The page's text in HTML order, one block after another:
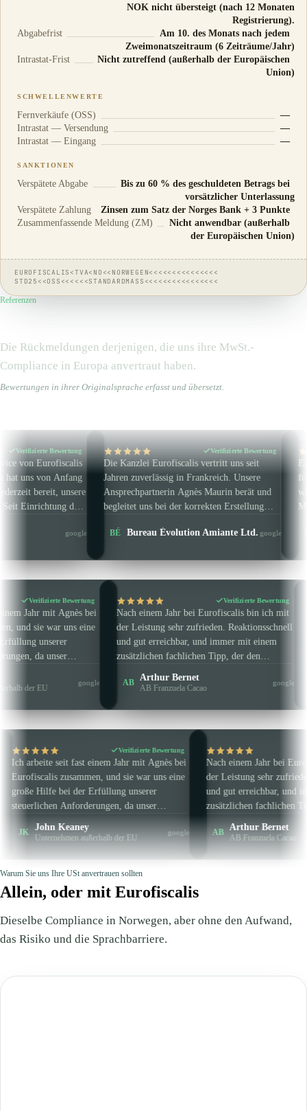
NOK nicht übersteigt (nach 12 Monaten
Registrierung).
Abgabefrist
Am 10. des Monats nach jedem
Zweimonatszeitraum (6 Zeiträume/Jahr)
Intrastat-Frist
Nicht zutreffend (außerhalb der Europäischen
Union)
SCHWELLENWERTE
Fernverkäufe (OSS)
—
Intrastat — Versendung
—
Intrastat — Eingang
—
SANKTIONEN
Verspätete Abgabe
Bis zu 60 % des geschuldeten Betrags bei
vorsätzlicher Unterlassung
Verspätete Zahlung
Zinsen zum Satz der Norges Bank + 3 Punkte
Zusammenfassende Meldung (ZM)
Nicht anwendbar (außerhalb
der Europäischen Union)
EUROFISCALIS<TVA<NO<<NORWEGEN<<<<<<<<<<<<<<<
STD25<<OSS<<<<<<STANDARDMASS<<<<<<<<<<<<<<<<
Referenzen
Die Rückmeldungen derjenigen, die uns ihre MwSt.-
Compliance in Europa anvertraut haben.
Bewertungen in ihrer Originalsprache erfasst und übersetzt.
Verifizierte Bewertung
Die Kanzlei Eurofiscalis vertritt uns seit
Jahren zuverlässig in Frankreich. Unsere
Ansprechpartnerin Agnès Maurin berät und
begleitet uns bei der korrekten Erstellung
Steuerkanzlei wärmstens empfehlen.
Bureau Évolution Amiante Ltd.google
Eine Kanzlei, die
für die Amazon-
wirklich tolles
MwSt.-
LG Laetitia
Amazon-
Verifizierte Bewertung
seit fast einem Jahr mit Agnès bei
zusammen, und sie war uns eine
bei der Erfüllung unserer
Anforderungen, da unser
sehr pünktlich und professionell,
empfehlen.
außerhalb der EU
google
Verifizierte
Nach einem Jahr bei Eurofiscalis
der Leistung sehr zufrieden.
und gut erreichbar, und immer mit
zusätzlichen fachlichen Tipp, der
und klar – kurz gesagt, man wird
Zeitverschwendung, Effizienz
AB Arthur Bernet
AB Franzuela Cacao
Verifizierte Bewertung
fast einem Jahr mit Agnès bei
und sie war uns eine
der Erfüllung unserer
Anforderungen, da unser
pünktlich und professionell,
außerhalb der EU
Nach einem Jahr bei Eurofiscalis bin
der Leistung sehr zufrieden.
und gut erreichbar, und immer mit
zusätzlichen fachlichen Tipp, der den
Unterschied macht. Auf den Punkt
und klar – kurz gesagt, man wird
hervorragend angeleitet und beraten.
Zeitverschwendung, Effizienz
Arthur Bernet
AB Franzuela Cacao
Warum Sie uns Ihre USt anvertrauen sollten
Allein, oder mit Eurofiscalis
Dieselbe Compliance in Norwegen, aber ohne den Aufwand,
das Risiko und die Sprachbarriere.